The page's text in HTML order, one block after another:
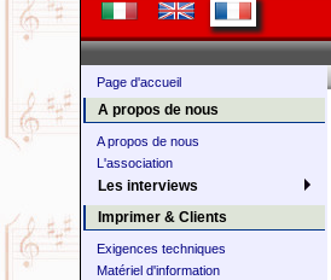
Page d'accueil
A propos de nous
A propos de nous
L'association
Les interviews
Imprimer & Clients
Exigences techniques
Matériel d'information